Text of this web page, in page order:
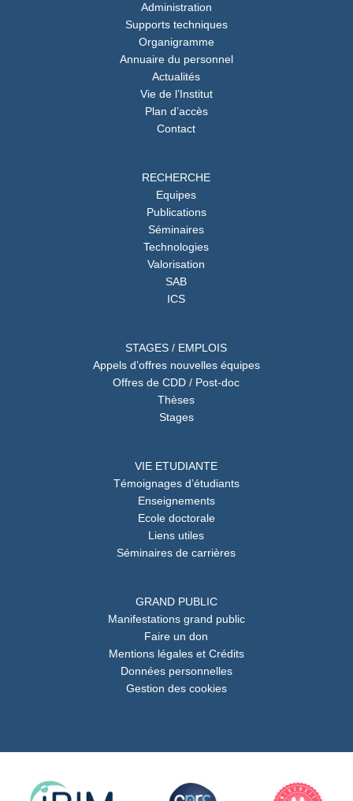
Administration
Supports techniques
Organigramme
Annuaire du personnel
Actualités
Vie de l’Institut
Plan d’accès
Contact
RECHERCHE
Equipes
Publications
Séminaires
Technologies
Valorisation
SAB
ICS
STAGES / EMPLOIS
Appels d’offres nouvelles équipes
Offres de CDD / Post-doc
Thèses
Stages
VIE ETUDIANTE
Témoignages d’étudiants
Enseignements
Ecole doctorale
Liens utiles
Séminaires de carrières
GRAND PUBLIC
Manifestations grand public
Faire un don
Mentions légales et Crédits
Données personnelles
Gestion des cookies